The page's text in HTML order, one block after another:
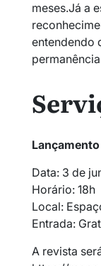
meses.Já a
entendendo
Data: 3 de
Horário: 18h
Local:
Entrada:
A revista